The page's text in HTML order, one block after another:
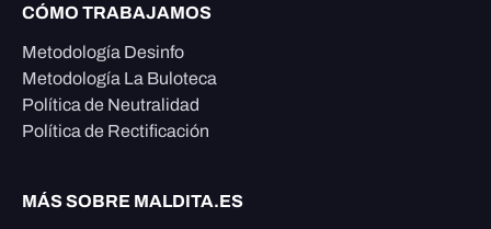
CÓMO TRABAJAMOS
Metodología Desinfo
Metodología La Buloteca
Política de Neutralidad
Política de Rectificación
MÁS SOBRE MALDITA.ES